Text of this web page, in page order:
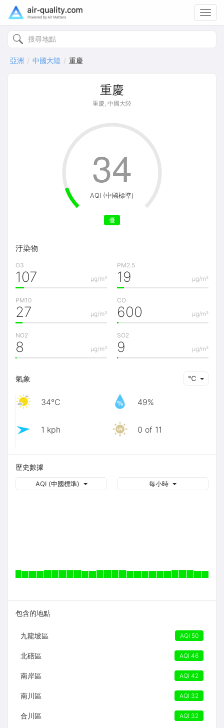
亞洲 中國大陸 重慶
重慶
重慶, 中國大陸
AQI (中國標準)
優
34
汙染物
O3
μg/m³
107
PM2.5
μg/m³
19
PM10
μg/m³
27
CO
μg/m³
600
NO2
μg/m³
8
SO2
μg/m³
9
氣象 ℃
34℃ 49%
1 kph 0 of 11
歷史數據
每小時
AQI (中國標準)
包含的地點
九龍坡區 AQI 50
北碚區 AQI 46
南岸區 AQI 42
南川區 AQI 32
合川區 AQI 32